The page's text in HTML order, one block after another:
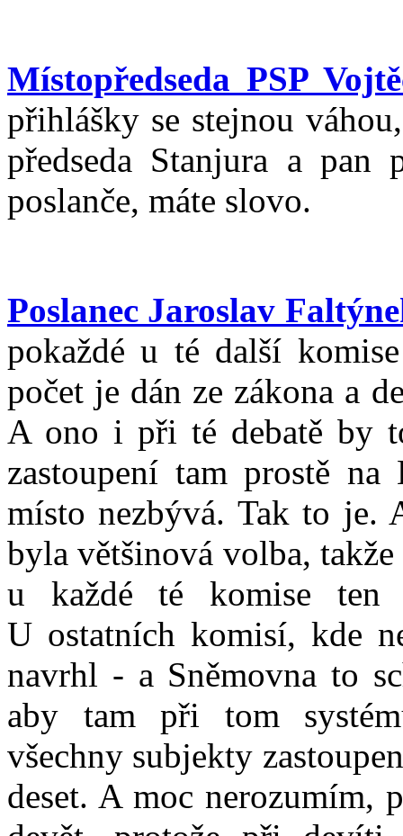
Místopředseda PSP
přihlášky se stejnou
předseda Stanjura a pan
poslanče, máte slovo.
Poslanec Jaroslav
pokaždé u té další
počet je dán ze zákona a
A ono i při té debatě by
zastoupení tam prostě
místo nezbývá. Tak to je.
byla většinová volba,
u každé té komise ten
U ostatních komisí, kde
navrhl - a Sněmovna to
aby tam při tom
všechny subjekty
deset. A moc nerozumím,